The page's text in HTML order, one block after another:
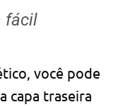
fácil
você pode
capa traseira